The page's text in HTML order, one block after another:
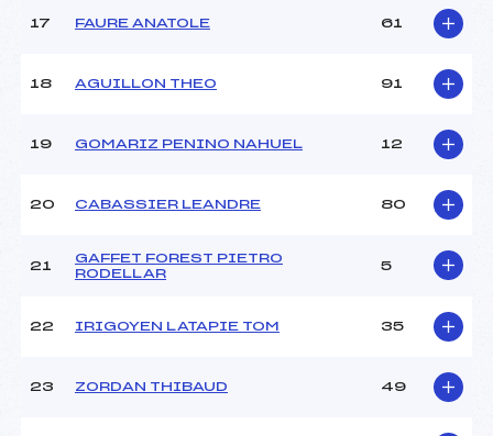
17 FAURE ANATOLE 61
18 AGUILLON THEO 91
19 GOMARIZ PENINO NAHUEL 12
20 CABASSIER LEANDRE 80
21
GAFFET FOREST PIETRO
RODELLAR
5
22 IRIGOYEN LATAPIE TOM 35
23 ZORDAN THIBAUD 49